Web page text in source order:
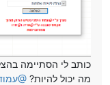
כותב לי הסתיימה
מה יכול להיות? @